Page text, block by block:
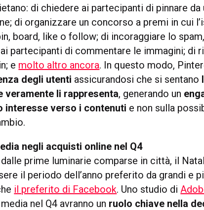
di chiedere ai partecipanti di pinnare da
di organizzare un concorso a premi in cui
board, like o follow; di incoraggiare lo
partecipanti di commentare le immagini; di
e molto altro ancora. In questo modo,
degli utenti assicurandosi che si sentano
veramente li rappresenta, generando un
interesse verso i contenuti e non sulla
negli acquisti online nel Q4
prime luminarie comparse in città, il
il periodo dell’anno preferito da grandi e
il preferito di Facebook. Uno studio di
nel Q4 avranno un ruolo chiave nella